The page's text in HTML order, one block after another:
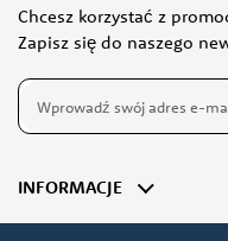
Chcesz korzystać z
Zapisz się do naszego
Subskrybuj
nasz
newsletter:
INFORMACJE